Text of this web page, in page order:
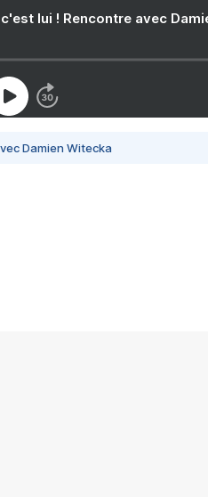
lui ! Rencontre avec
Damien Witecka